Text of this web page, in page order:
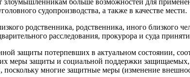
больше возможностей для
судопроизводства, а также в качестве мести.
родственника, родственника, иного близкого
расследования, прокурора и суда
защиты потерпевших в актуальном состоянии,
меры защиты и социальной поддержки
поскольку многие защитные меры (изменение